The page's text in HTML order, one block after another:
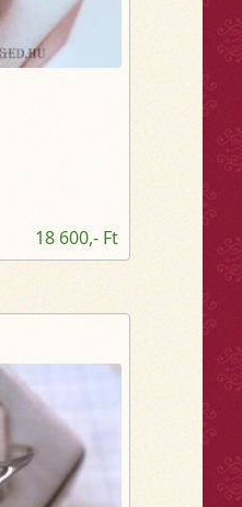
18 600,- Ft